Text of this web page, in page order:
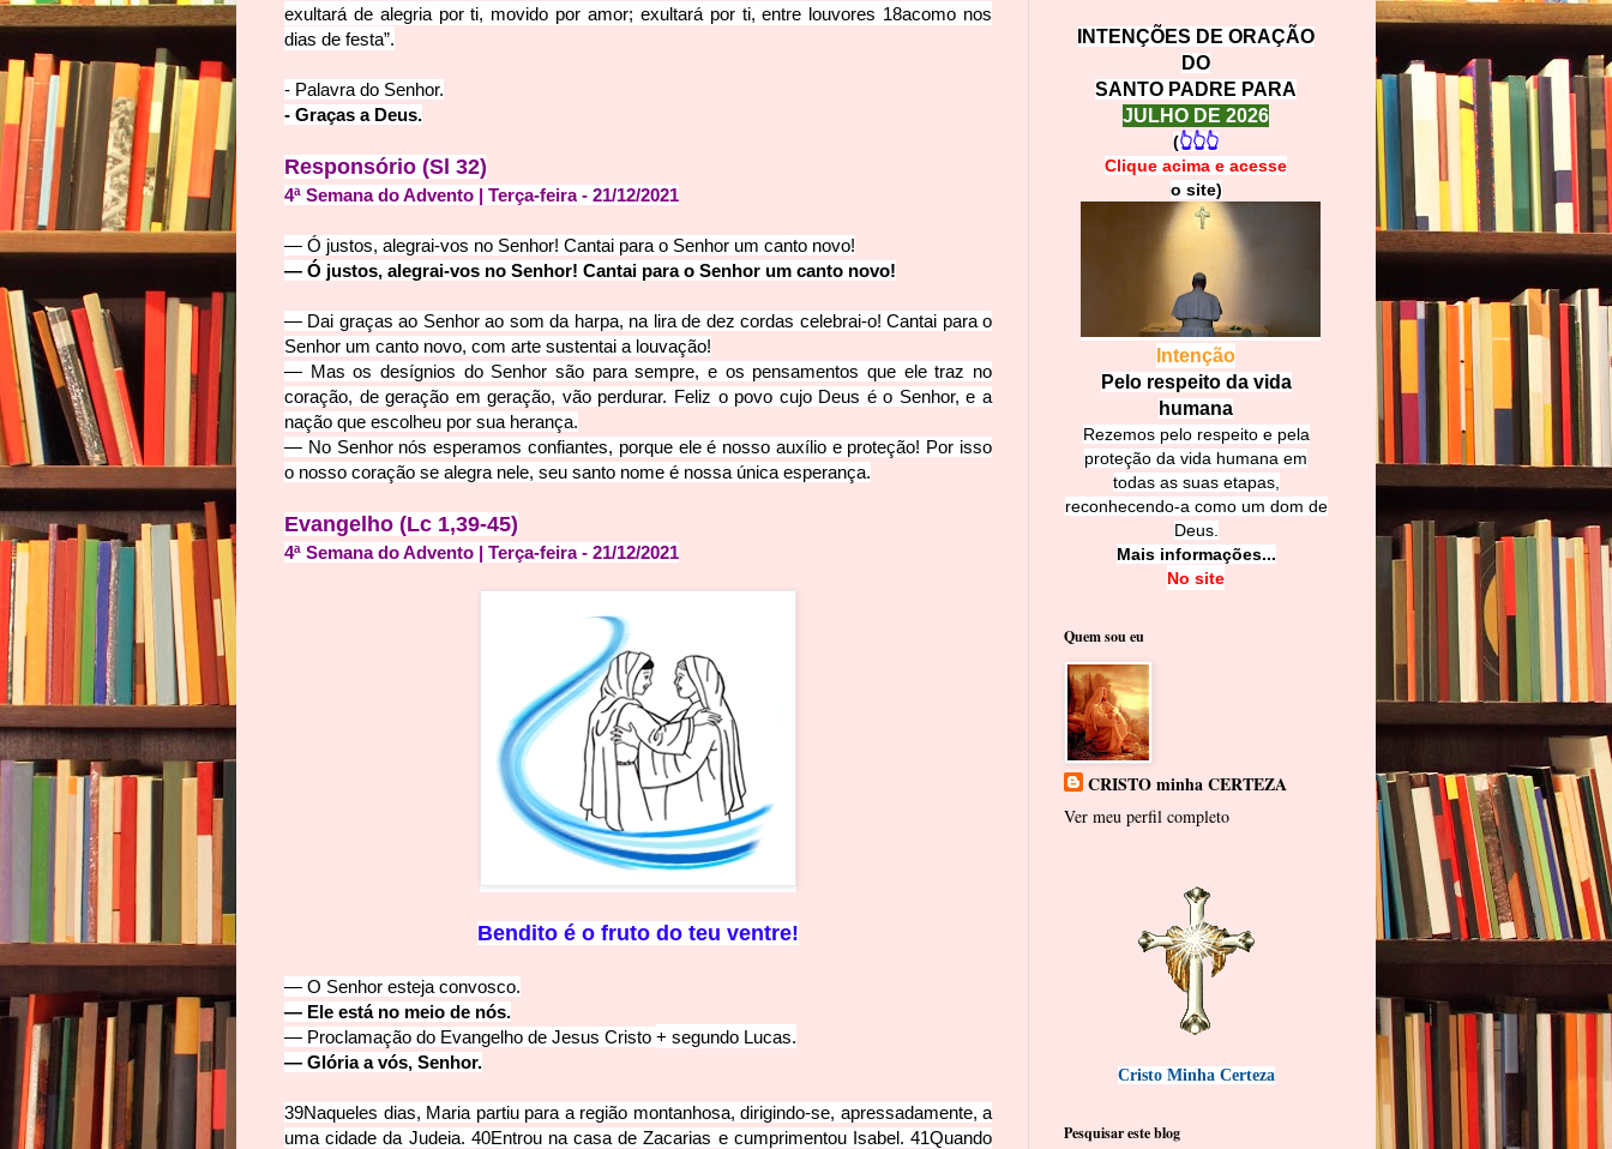
exultará de alegria por ti, movido por amor; exultará por ti, entre louvores 18acomo nos
dias de festa”.
- Palavra do Senhor.
- Graças a Deus.
Responsório (Sl 32)
4ª Semana do Advento | Terça-feira - 21/12/2021
— Ó justos, alegrai-vos no Senhor! Cantai para o Senhor um canto novo!
— Ó justos, alegrai-vos no Senhor! Cantai para o Senhor um canto novo!
— Dai graças ao Senhor ao som da harpa, na lira de dez cordas celebrai-o! Cantai para o
Senhor um canto novo, com arte sustentai a louvação!
— Mas os desígnios do Senhor são para sempre, e os pensamentos que ele traz no
coração, de geração em geração, vão perdurar. Feliz o povo cujo Deus é o Senhor, e a
nação que escolheu por sua herança.
— No Senhor nós esperamos confiantes, porque ele é nosso auxílio e proteção! Por isso
o nosso coração se alegra nele, seu santo nome é nossa única esperança.
Evangelho (Lc 1,39-45)
4ª Semana do Advento | Terça-feira - 21/12/2021
Bendito é o fruto do teu ventre!
— O Senhor esteja convosco.
— Ele está no meio de nós.
— Proclamação do Evangelho de Jesus Cristo + segundo Lucas.
— Glória a vós, Senhor.
39Naqueles dias, Maria partiu para a região montanhosa, dirigindo-se, apressadamente, a
uma cidade da Judeia. 40Entrou na casa de Zacarias e cumprimentou Isabel.41Quando
INTENÇÕES DE ORAÇÃO
DO
SANTO PADRE PARA
JULHO DE 2026
(👆👆👆
Clique acima e acesse
o site)
Intenção
Pelo respeito da vida
humana
Rezemos pelo respeito e pela
proteção da vida humana em
todas as suas etapas,
reconhecendo-a como um dom de
Deus.
Mais informações...
No site
Quem sou eu
CRISTO minha CERTEZA
Ver meu perfil completo
Cristo Minha Certeza
Pesquisar este blog